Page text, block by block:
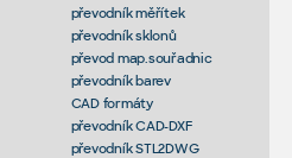
převodník měřítek
převodník sklonů
převod map.souřadnic
převodník barev
CAD formáty
převodník CAD-DXF
převodník STL2DWG